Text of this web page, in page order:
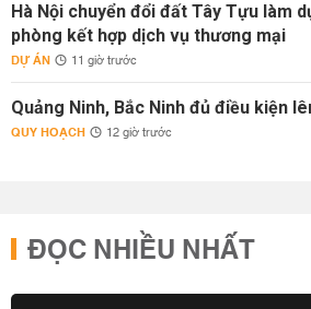
Hà Nội chuyển đổi đất Tây Tựu làm
phòng kết hợp dịch vụ thương mại
DỰ ÁN 11 giờ trước
Quảng Ninh, Bắc Ninh đủ điều kiện
QUY HOẠCH 12 giờ trước
ĐỌC NHIỀU NHẤT